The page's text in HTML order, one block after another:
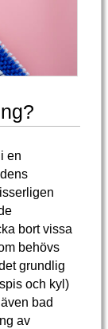
en
bort vissa
behövs
grundlig
och kyl)
bad
av